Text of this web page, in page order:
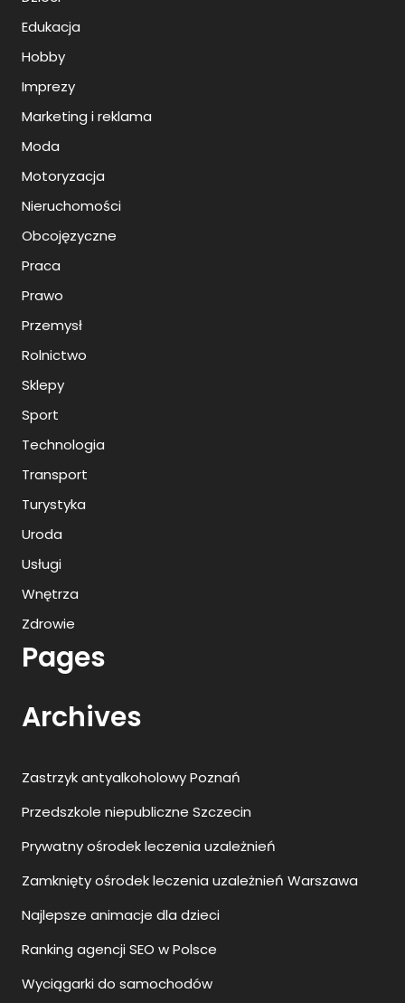
Edukacja
Hobby
Imprezy
Marketing i reklama
Moda
Motoryzacja
Nieruchomości
Obcojęzyczne
Praca
Prawo
Przemysł
Rolnictwo
Sklepy
Sport
Technologia
Transport
Turystyka
Uroda
Usługi
Wnętrza
Zdrowie
Pages
Archives
Zastrzyk antyalkoholowy Poznań
Przedszkole niepubliczne Szczecin
Prywatny ośrodek leczenia uzależnień
Zamknięty ośrodek leczenia uzależnień Warszawa
Najlepsze animacje dla dzieci
Ranking agencji SEO w Polsce
Wyciągarki do samochodów